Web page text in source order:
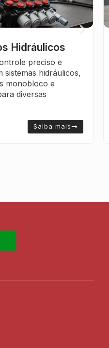
contínua e
e durabilidade em
Saiba mais